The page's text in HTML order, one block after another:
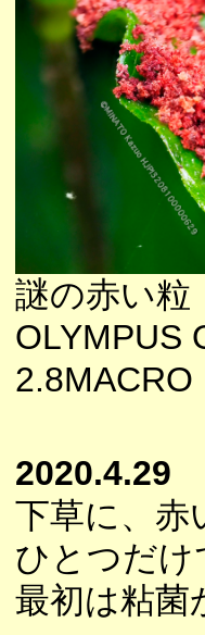
謎の赤い粒
OLYMPUS
2.8MACRO
2020.4.29
下草に、赤
ひとつだ
最初は粘菌